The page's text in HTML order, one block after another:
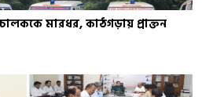
মারধর, কাঠগড়ায় প্রাক্তন